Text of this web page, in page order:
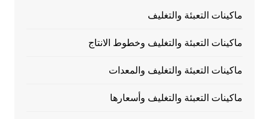
ماكينات التعبئة والتغليف
ماكينات التعبئة والتغليف وخطوط الانتاج
ماكينات التعبئة والتغليف والمعدات
ماكينات التعبئة والتغليف وأسعارها